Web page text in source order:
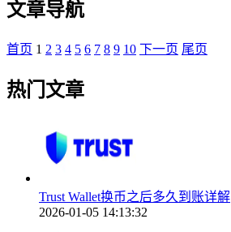
文章导航
首页 1 2 3 4 5 6 7 8 9 10 下一页 尾页
热门文章
Trust Wallet换币之后多久到账详解
2026-01-05 14:13:32